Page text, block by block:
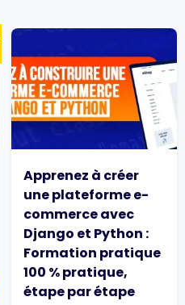
Apprenez à créer
une plateforme e-
commerce avec
Django et Python :
Formation pratique
100 % pratique,
étape par étape